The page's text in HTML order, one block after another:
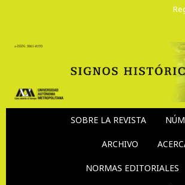
SOBRE LA REVISTA
ARCHIVO
NORMAS EDITORIALES